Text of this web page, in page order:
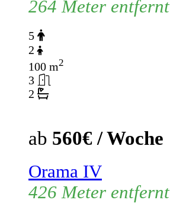
264 Meter entfernt
5
2
100 m2
3
2
ab 560€ / Woche
Orama IV
426 Meter entfernt